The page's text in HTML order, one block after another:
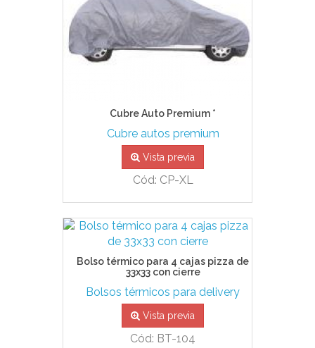
Cubre Auto Premium *
Cubre autos premium
Vista previa
Cód: CP-XL
Bolso térmico para 4 cajas pizza de
33x33 con cierre
Bolsos térmicos para delivery
Vista previa
Cód: BT-104